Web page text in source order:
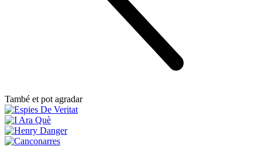
També et pot agradar